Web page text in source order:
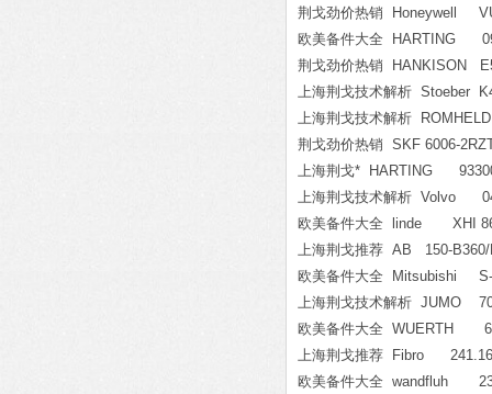
荆戈劲价热销 Honeywell
欧美备件大全 HARTING
荆戈劲价热销 HANKISON
上海荆戈技术解析 Stoeber
上海荆戈技术解析
荆戈劲价热销 SKF 6006-
上海荆戈* HARTING
上海荆戈技术解析 Volvo
欧美备件大全 linde XHI
上海荆戈推荐 AB 150-B360/
欧美备件大全 Mitsubishi S-
上海荆戈技术解析 JUMO
欧美备件大全 WUERTH
上海荆戈推荐 Fibro
欧美备件大全 wandfluh